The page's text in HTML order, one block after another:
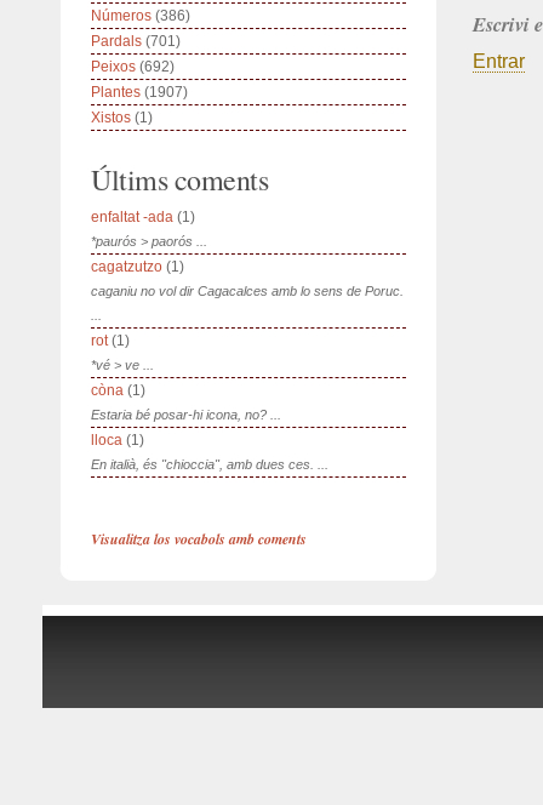
Escrivi
Entrar
Números (386)
Pardals (701)
Peixos (692)
Plantes (1907)
Xistos (1)
Últims coments
enfaltat -ada (1)
*paurós > paorós ...
cagatzutzo (1)
caganiu no vol dir Cagacalces amb lo sens de Poruc.
rot(1)
*vé > ve ...
còna (1)
Estaria bé posar-hi icona, no? ...
lloca (1)
En italià, és "chioccia", amb dues ces. ...
Visualitza los vocabols amb coments